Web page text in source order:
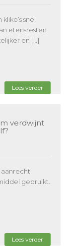
snel
etensresten
en […]
Lees verder
verdwijnt
gebruikt.
Lees verder